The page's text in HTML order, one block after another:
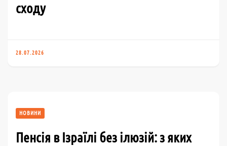
сходу
28.07.2026
НОВИНИ
Пенсія в Ізраїлі без ілюзій: з яких